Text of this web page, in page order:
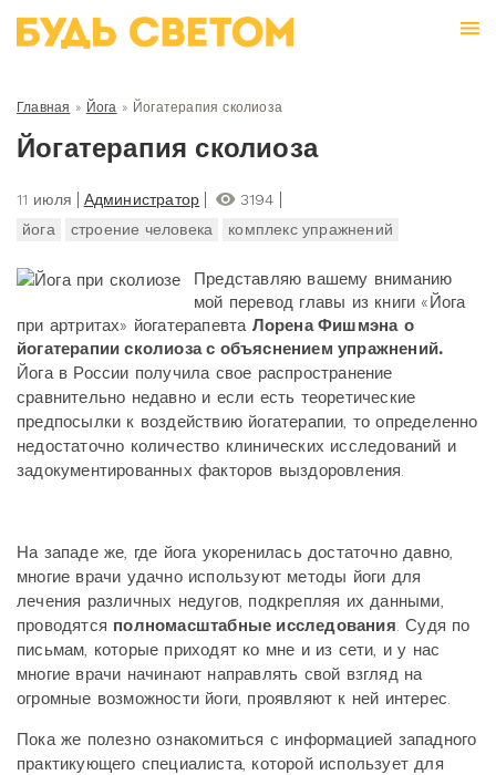
Главная » Йога » Йогатерапия сколиоза
Йогатерапия сколиоза
11 июля Администратор
3194
йога
строение человека комплекс упражнений
Представляю вашему вниманию
мой перевод главы из книги «Йога
при артритах» йогатерапевта Лорена Фишмэна о
йогатерапии сколиозас объяснением упражнений.
Йога в России получила свое распространение
сравнительно недавно и если есть теоретические
предпосылки к воздействию йогатерапии, то определенно
недостаточно количество клинических исследований и
задокументированных факторов выздоровления.
На западе же, где йога укоренилась достаточно давно,
многие врачи удачно используют методы йоги для
лечения различных недугов, подкрепляя их данными,
проводятся полномасштабные исследования. Судя по
письмам, которые приходят ко мне и из сети, и у нас
многие врачи начинают направлять свой взгляд на
огромные возможности йоги, проявляют к ней интерес.
Пока же полезно ознакомиться с информацией западного
практикующего специалиста, которой использует для